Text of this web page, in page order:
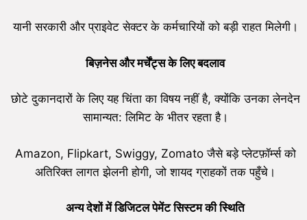
यानी सरकारी और प्राइवेट सेक्टर के कर्मचारियों को बड़ी राहत मिलेगी।
बिज़नेस और मर्चेंट्स के लिए बदलाव
छोटे दुकानदारों के लिए यह चिंता का विषय नहीं है, क्योंकि उनका लेनदेन
सामान्यत: लिमिट के भीतर रहता है।
Amazon, Flipkart, Swiggy, Zomato जैसे बड़े प्लेटफ़ॉर्म्स को
अतिरिक्त लागत झेलनी होगी, जो शायद ग्राहकों तक पहुँचे।
अन्य देशों में डिजिटल पेमेंट सिस्टम की स्थिति